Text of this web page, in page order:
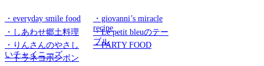
・everyday smile food
・giovanni’s miracle
recipe
・しあわせ郷土料理
・Le petit bleuのテー
ブル
・りんさんのやさし
いチャイニーズ
・PARTY FOOD
・トラネコボンボン